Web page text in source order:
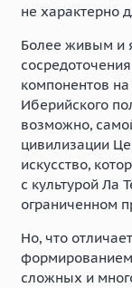
не характерно
Более живым и
компонентов
Иберийского
возможно,
цивилизации
искусство,
с культурой Ла
ограниченном
Но, что
формированием
сложных и